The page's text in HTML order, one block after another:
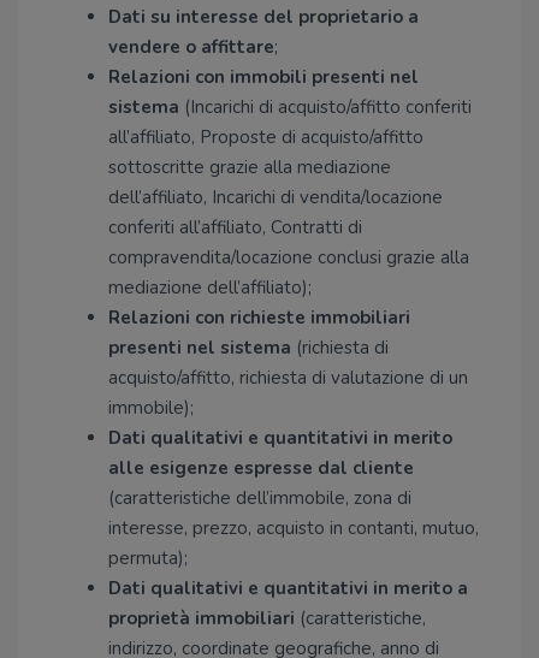
Dati su interesse del proprietario a
vendere o affittare;
Relazioni con immobili presenti nel
sistema (Incarichi di acquisto/affitto conferiti
all’affiliato, Proposte di acquisto/affitto
sottoscritte grazie alla mediazione
dell’affiliato, Incarichi di vendita/locazione
conferiti all’affiliato, Contratti di
compravendita/locazione conclusi grazie alla
mediazione dell’affiliato);
Relazioni con richieste immobiliari
presenti nel sistema (richiesta di
acquisto/affitto, richiesta di valutazione di un
immobile);
Dati qualitativi e quantitativi in merito
alle esigenze espresse dal cliente
(caratteristiche dell’immobile, zona di
interesse, prezzo, acquisto in contanti, mutuo,
permuta);
Dati qualitativi e quantitativi in merito a
proprietà immobiliari (caratteristiche,
indirizzo, coordinate geografiche, anno di